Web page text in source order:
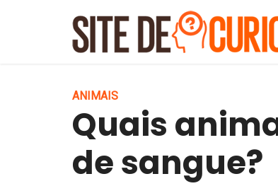
ANIMAIS
Quais
de sangue?